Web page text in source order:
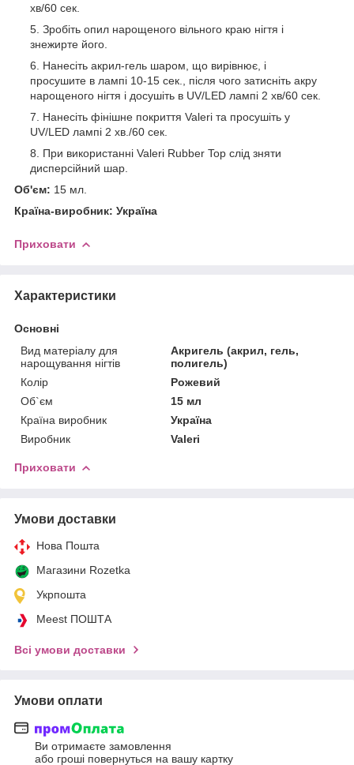
хв/60 сек.
Зробіть опил нарощеного вільного краю нігтя і
знежирте його.
Нанесіть акрил-гель шаром, що вирівнює, і
просушите в лампі 10-15 сек., після чого затисніть акру
нарощеного нігтя і досушіть в UV/LED лампі 2 хв/60 сек.
Нанесіть фінішне покриття Valeri та просушіть у
UV/LED лампі 2 хв./60 сек.
При використанні Valeri Rubber Top слід зняти
дисперсійний шар.
Об'єм: 15 мл.
Країна-виробник: Україна
Приховати
Характеристики
Основні
Вид матеріалу для
нарощування нігтів
Акригель (акрил, гель,
полигель)
Колір
Рожевий
Об`єм
15 мл
Країна виробник
Україна
Виробник
Valeri
Приховати
Умови доставки
Нова Пошта
Магазини Rozetka
Укрпошта
Meest ПОШТА
Всі умови доставки
Умови оплати
Ви отримаєте замовлення
або гроші повернуться на вашу картку